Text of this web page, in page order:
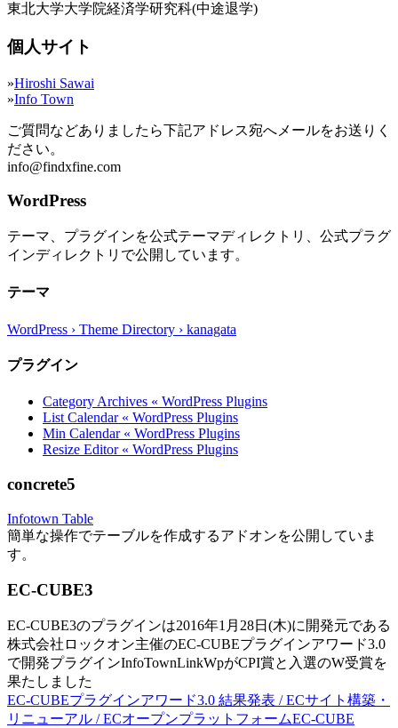
東北大学大学院経済学研究科(中途退学)
個人サイト
»Hiroshi Sawai
»Info Town
ご質問などありましたら下記アドレス宛へメールをお送りく
ださい。
info@findxfine.com
WordPress
テーマ、プラグインを公式テーマディレクトリ、公式プラグ
インディレクトリで公開しています。
テーマ
WordPress › Theme Directory › kanagata
プラグイン
Category Archives « WordPress Plugins
List Calendar « WordPress Plugins
Min Calendar « WordPress Plugins
Resize Editor « WordPress Plugins
concrete5
Infotown Table
簡単な操作でテーブルを作成するアドオンを公開していま
す。
EC-CUBE3
EC-CUBE3のプラグインは2016年1月28日(木)に開発元である
株式会社ロックオン主催のEC-CUBEプラグインアワード3.0
で開発プラグインInfoTownLinkWpがCPI賞と入選のW受賞を
果たしました
EC-CUBEプラグインアワード3.0 結果発表 / ECサイト構築・
リニューアル / ECオープンプラットフォームEC-CUBE